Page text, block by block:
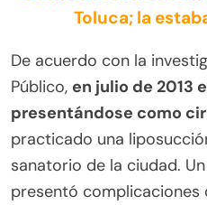
Toluca; la
De acuerdo con la
Público, en julio de 2013
presentándose como
practicado una
sanatorio de la ciudad.
presentó complicaciones